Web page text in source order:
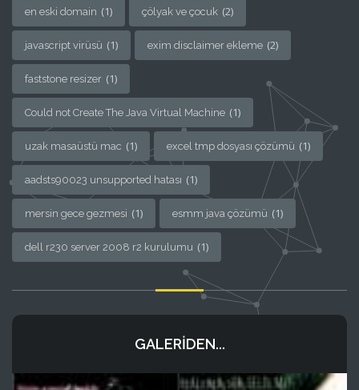
en eski domain (1) çölyak ve çocuk (2)
javascript virüsü (1) exim disclaimer ekleme (2)
faststone resizer (1)
Could not Create The Java Virtual Machine (1)
uzak masaüstü mac (1) excel tmp dosyası çözümü (1)
aadsts90023 unsupported hatası (1)
mersin gece gezmesi (1) esmm java çözümü (1)
dell r230 server 2008 r2 kurulumu (1)
GALERIDEN...